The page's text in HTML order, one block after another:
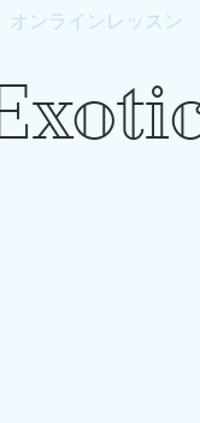
オンラインレッスン